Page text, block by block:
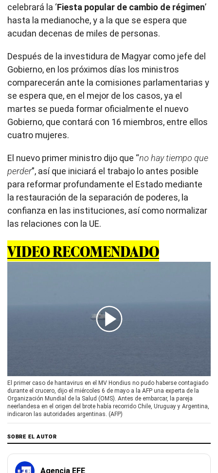
celebrará la ‘Fiesta popular de cambio de régimen’
hasta la medianoche, y a la que se espera que
acudan decenas de miles de personas.
Después de la investidura de Magyar como jefe del
Gobierno, en los próximos días los ministros
comparecerán ante la comisiones parlamentarias y
se espera que, en el mejor de los casos, ya el
martes se pueda formar oficialmente el nuevo
Gobierno, que contará con 16 miembros, entre ellos
cuatro mujeres.
El nuevo primer ministro dijo que “no hay tiempo que
perder”, así que iniciará el trabajo lo antes posible
para reformar profundamente el Estado mediante
la restauración de la separación de poderes, la
confianza en las instituciones, así como normalizar
las relaciones con la UE.
VIDEO RECOMENDADO
El primer caso de hantavirus en el MV Hondius no pudo haberse contagiado
durante el crucero, dijo el miércoles 6 de mayo a la AFP una experta de la
Organización Mundial de la Salud (OMS). Antes de embarcar, la pareja
neerlandesa en el origen del brote había recorrido Chile, Uruguay y Argentina,
indicaron las autoridades argentinas. (AFP)
SOBRE EL AUTOR
Agencia EFE